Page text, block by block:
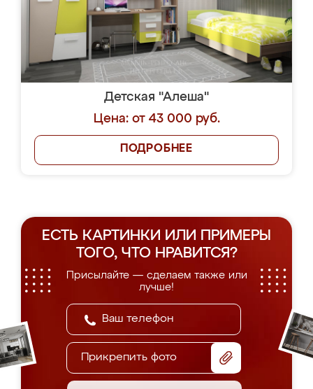
Детская "Алеша"
Цена: от 43 000 руб.
ПОДРОБНЕЕ
ЕСТЬ КАРТИНКИ ИЛИ ПРИМЕРЫ
ТОГО, ЧТО НРАВИТСЯ?
Присылайте — сделаем также или
лучше!
Прикрепить фото